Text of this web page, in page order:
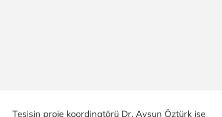
Tesisin proje koordinatörü Dr. Aysun Öztürk ise